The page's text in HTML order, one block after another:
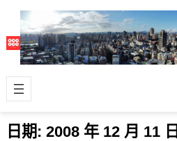
日期: 2008 年 12 月 11 日